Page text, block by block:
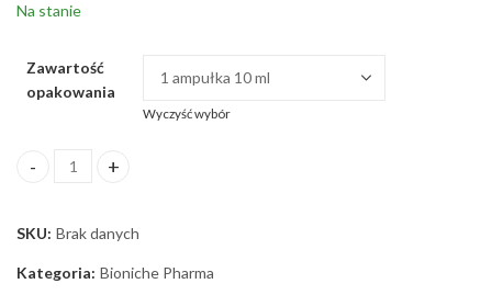
Na stanie
Zawartość
opakowania
Wyczyść wybór
Mix-Med 225mg (prop+master+tren a) ilość
SKU: Brak danych
Kategoria: Bioniche Pharma